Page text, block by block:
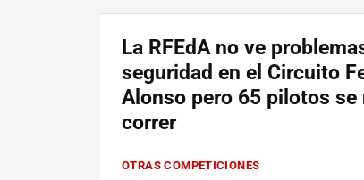
La RFEdA no ve
seguridad en el Circuito
Alonso pero 65 pilotos se
correr
OTRAS COMPETICIONES